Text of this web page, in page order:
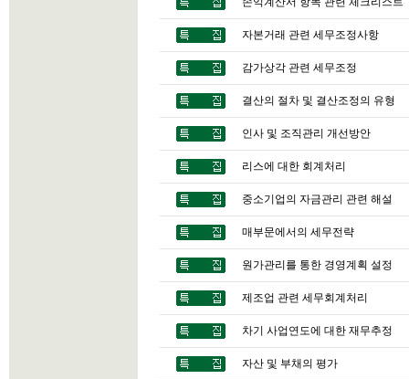
자본거래 관련 세무조정사항
감가상각 관련 세무조정
결산의 절차 및 결산조정의 유형
인사 및 조직관리 개선방안
리스에 대한 회계처리
중소기업의 자금관리 관련 해설
매부문에서의 세무전략
원가관리를 통한 경영계획 설정
제조업 관련 세무회계처리
차기 사업연도에 대한 재무추정
자산 및 부채의 평가